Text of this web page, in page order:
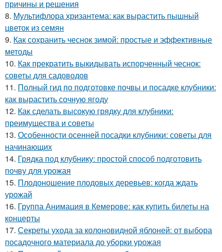
причины и решения
8. Мультифлора хризантема: как вырастить пышный
цветок из семян
9. Как сохранить чеснок зимой: простые и эффективные
методы
10. Как прекратить выкидывать испорченный чеснок:
советы для садоводов
11. Полный гид по подготовке почвы и посадке клубники:
как вырастить сочную ягоду
12. Как сделать высокую грядку для клубники:
преимущества и советы
13. Особенности осенней посадки клубники: советы для
начинающих
14. Грядка под клубнику: простой способ подготовить
почву для урожая
15. Плодоношение плодовых деревьев: когда ждать
урожай
16. Группа Анимация в Кемерове: как купить билеты на
концерты
17. Секреты ухода за колоновидной яблоней: от выбора
посадочного материала до уборки урожая